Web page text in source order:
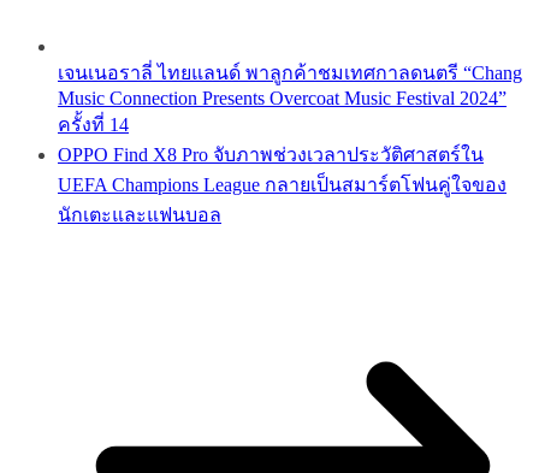
เจนเนอราลี่ ไทยแลนด์ พาลูกค้าชมเทศกาลดนตรี “Chang
Music Connection Presents Overcoat Music Festival 2024”
ครั้งที่ 14
OPPO Find X8 Pro จับภาพช่วงเวลาประวัติศาสตร์ใน
UEFA Champions League กลายเป็นสมาร์ตโฟนคู่ใจของ
นักเตะและแฟนบอล